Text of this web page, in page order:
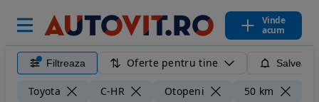
Vinde
acum
Filtreaza Oferte pentru tine
Toyota C-HR Otopeni 50 km